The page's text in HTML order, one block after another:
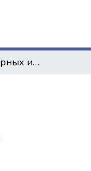
К теории сингулярных интегралов